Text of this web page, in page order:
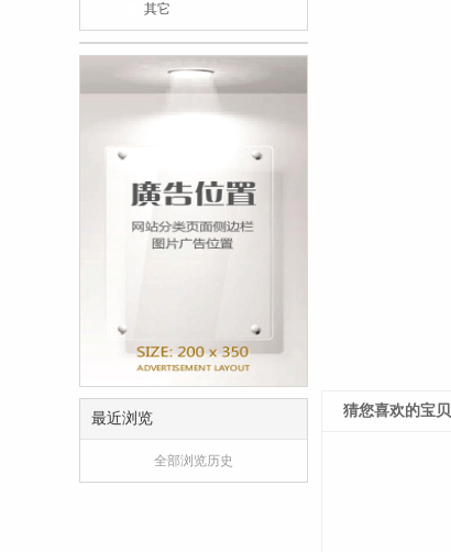
其它
最近浏览
全部浏览历史
猜您喜欢的宝贝